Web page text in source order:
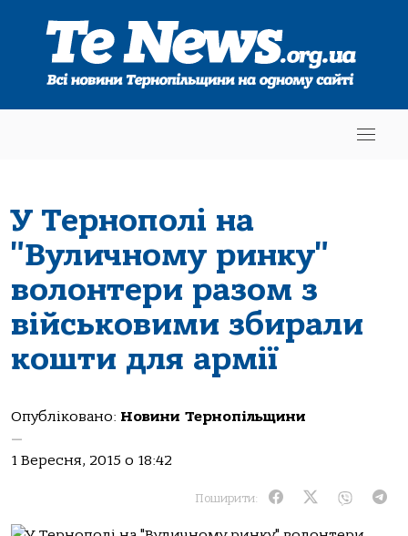
У Тернополі на
"Вуличному ринку"
волонтери разом з
військовими збирали
кошти для армії
Опубліковано: Новини Тернопільщини
—
1 Вересня, 2015 о 18:42
Поширити: